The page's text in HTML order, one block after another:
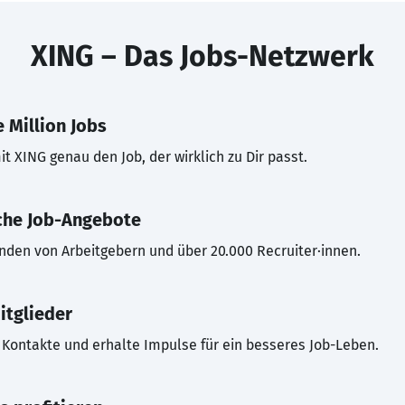
XING – Das Jobs-Netzwerk
Million Jobs
XING genau den Job, der wirklich zu Dir passt.
Job-Angebote
von Arbeitgebern und über 20.000 Recruiter·innen.
und erhalte Impulse für ein besseres Job-Leben.